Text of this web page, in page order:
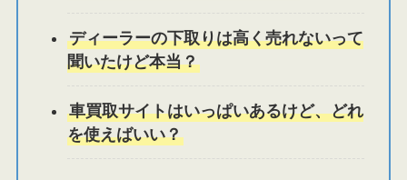
ディーラーの下取りは高く売れないって
聞いたけど本当？
車買取サイトはいっぱいあるけど、どれ
を使えばいい？